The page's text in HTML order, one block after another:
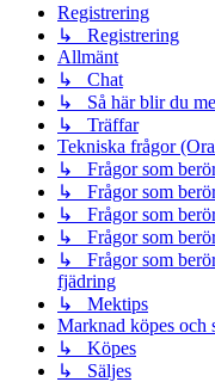
Registrering
↳ Registrering
Allmänt
↳ Chat
↳ Så här blir du
↳ Träffar
Tekniska frågor
↳ Frågor som
↳ Frågor som
↳ Frågor som
↳ Frågor som
↳ Frågor som
fjädring
↳ Mektips
Marknad köpes och
↳ Köpes
↳ Säljes